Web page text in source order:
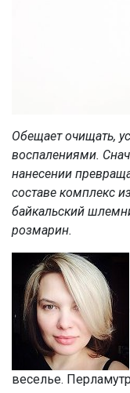
Обещает очищать,
воспалениями.
нанесении
составе комплекс
байкальский
розмарин.
веселье.